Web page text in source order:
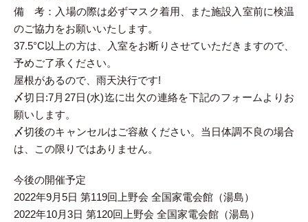
備 考：入場の際は必ずマスク着用、また施設入室前に検温
のご協力をお願いいたします。
37.5°C以上の方は、入室をお断りさせていただきますので、
予めご了承ください。
屋根があるので、雨天決行です!
〆切日:7月27日(水)迄に出欠の連絡を下記のフォームよりお
願いします。
〆切後のキャンセルはご容赦ください。当日体調不良の場合
は、この限りではありません。
今後の開催予定
2022年9月5日 第119回上野会 全国家電会館（湯島）
2022年10月3日 第120回上野会 全国家電会館（湯島）